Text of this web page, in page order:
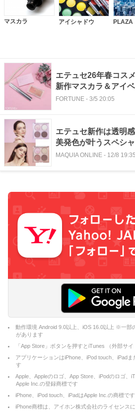
マスカラ アイシャドウ PLAZA
エテュセ26年春コス
新作マスカラ＆アイ
色を全品レビュー
FORTUNE - 3/5 20:05
エテュセ新作は透明
美発色が叶うスペシ
MAQUIA ONLINE - 12/8 19:35
動作環境 Android 9.0以上、iOS 16.0以上 ※一部
があります
「App Store」ボタンを押すとiTunes （外部サ
アプリケーションはiPhone、iPod touch、iPad
す
Apple、Appleのロゴ、App Store、iPodのロゴ、
Apple Inc.の登録商標です
iPhone、iPod touch、iPadはApple Inc.の商標です
iPhone商標は、アイホン株式会社のライセンス